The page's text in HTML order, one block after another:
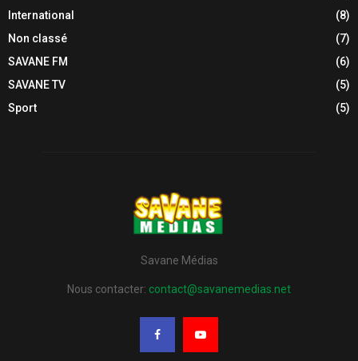
International
(8)
Non classé
(7)
SAVANE FM
(6)
SAVANE TV
(5)
Sport
(5)
Savane Médias
Nous contacter: contact@savanemedias.net